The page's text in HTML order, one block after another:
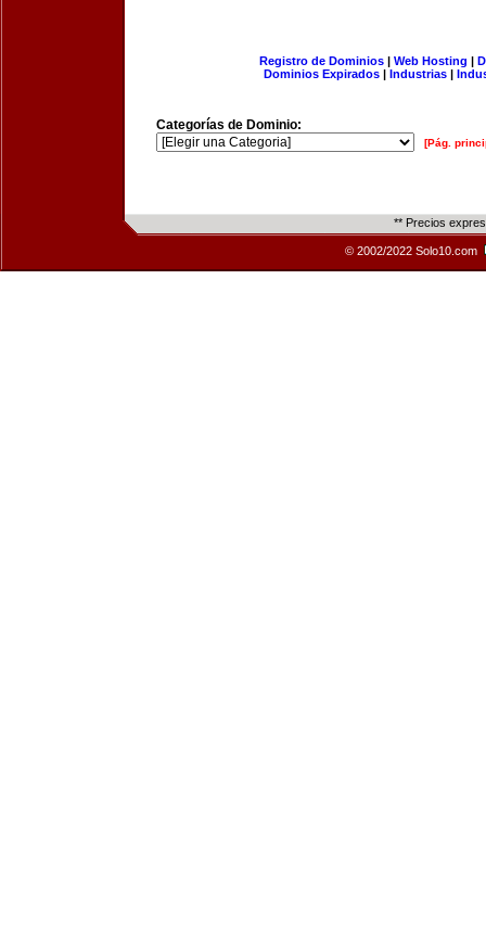
Registro de Dominios| Web Hosting |
Dominios Expirados | Industrias |
Categorías de Dominio:
[Pág.
** Precios
© 2002/2022 Solo10.com